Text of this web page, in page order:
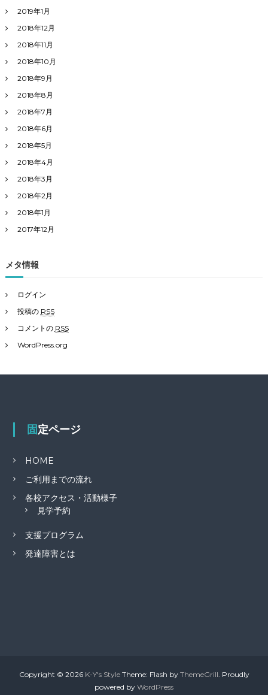
2019年1月
2018年12月
2018年11月
2018年10月
2018年9月
2018年8月
2018年7月
2018年6月
2018年5月
2018年4月
2018年3月
2018年2月
2018年1月
2017年12月
メタ情報
ログイン
投稿の RSS
コメントの RSS
WordPress.org
固定ページ
HOME
ご利用までの流れ
各校アクセス・活動様子
見学予約
支援プログラム
発達障害とは
Copyright © 2026 K-Y's StyleTheme: Flash by ThemeGrill. Proudly
powered by WordPress